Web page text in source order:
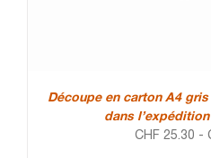
Découpe en carton A4
dans
CHF 25.30 -